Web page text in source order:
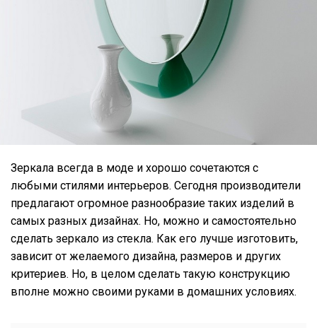
Зеркала всегда в моде и хорошо сочетаются с
любыми стилями интерьеров. Сегодня производители
предлагают огромное разнообразие таких изделий в
самых разных дизайнах. Но, можно и самостоятельно
сделать зеркало из стекла. Как его лучше изготовить,
зависит от желаемого дизайна, размеров и других
критериев. Но, в целом сделать такую конструкцию
вполне можно своими руками в домашних условиях.